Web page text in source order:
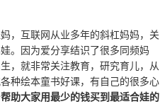
，互联网从业多年的斜杠妈妈，关
。因为爱分享结识了很多同频妈
，就非常关注教育，研究育儿，从
种绘本童书好课，有自己的很多心
帮助大家用最少的钱买到最适合娃的